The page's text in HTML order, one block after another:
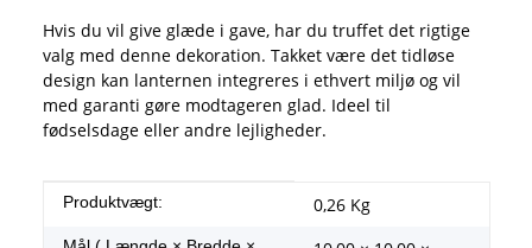
Hvis du vil give glæde i gave, har du truffet det rigtige
valg med denne dekoration. Takket være det tidløse
design kan lanternen integreres i ethvert miljø og vil
med garanti gøre modtageren glad. Ideel til
fødselsdage eller andre lejligheder.
#productDetails.itemInformation#
#productDetails.itemValue#
Produktvægt: 0,26 Kg